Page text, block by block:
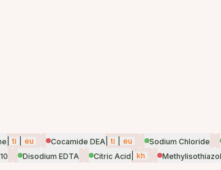
ti eu Cocamide DEA ti eu Sodium Chloride
Disodium EDTA Citric Acid kh